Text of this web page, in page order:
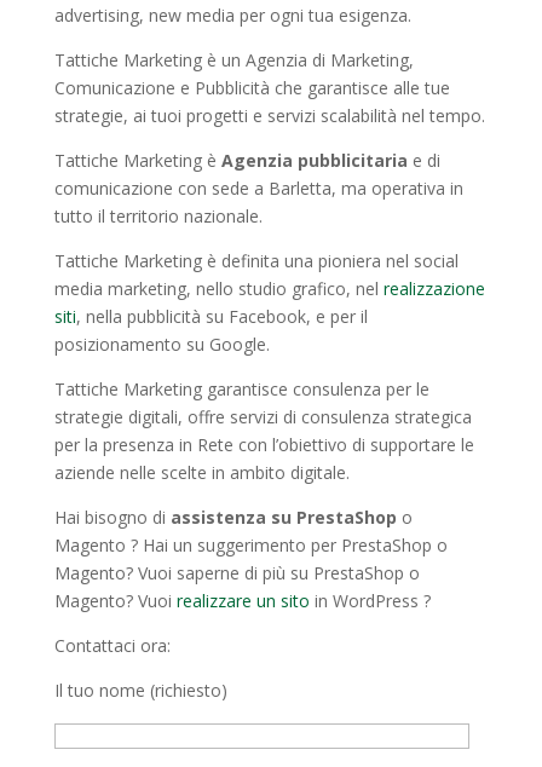
advertising, new media per ogni tua esigenza.
Tattiche Marketing è un Agenzia di Marketing,
Comunicazione e Pubblicità che garantisce alle tue
strategie, ai tuoi progetti e servizi scalabilità nel tempo.
Tattiche Marketing è Agenzia pubblicitaria e di
comunicazione con sede a Barletta, ma operativa in
tutto il territorio nazionale.
Tattiche Marketing è definita una pioniera nel social
media marketing, nello studio grafico, nel realizzazione
siti, nella pubblicità su Facebook, e per il
posizionamento su Google.
Tattiche Marketing garantisce consulenza per le
strategie digitali, offre servizi di consulenza strategica
per la presenza in Rete con l’obiettivo di supportare le
aziende nelle scelte in ambito digitale.
Hai bisogno di assistenza su PrestaShop o
Magento ? Hai un suggerimento per PrestaShop o
Magento? Vuoi saperne di più su PrestaShop o
Magento? Vuoi realizzare un sito in WordPress ?
Contattaci ora:
Il tuo nome (richiesto)